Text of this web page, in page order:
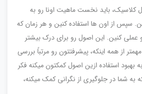
کلاسیک، باید نخست ماهیت اونا رو به
سپس از اون ها استفاده کنین و هر زمان که
کنین. این اصول رو برای درک بیشتر
از همه اینکه، پیشرفتتون رو مرتباً بررسی
استفاده ازین اصول کمکتون میکنه فکر
به شما در جلوگیری از نگرانی کمک میکنه،